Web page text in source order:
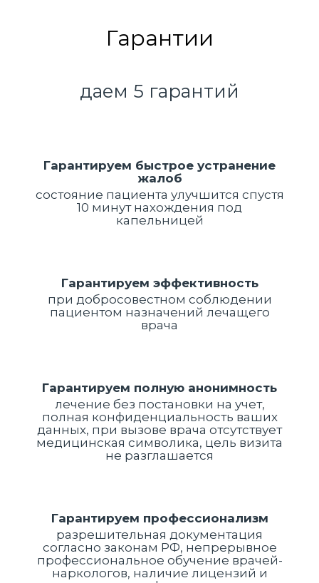
Гарантии
даем 5 гарантий
Гарантируем быстрое устранение
жалоб
состояние пациента улучшится спустя
10 минут нахождения под
капельницей
Гарантируем эффективность
при добросовестном соблюдении
пациентом назначений лечащего
врача
Гарантируем полную анонимность
лечение без постановки на учет,
полная конфиденциальность ваших
данных, при вызове врача отсутствует
медицинская символика, цель визита
не разглашается
Гарантируем профессионализм
разрешительная документация
согласно законам РФ, непрерывное
профессиональное обучение врачей-
наркологов, наличие лицензий и